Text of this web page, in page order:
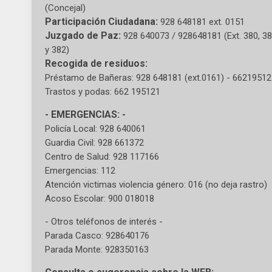
(Concejal)
Participación Ciudadana: 928 648181 ext. 0151
Juzgado de Paz: 928 640073 / 928648181 (Ext. 380,
y 382)
Recogida de residuos:
Préstamo de Bañeras: 928 648181 (ext.0161) -
Trastos y podas: 662 195121
- EMERGENCIAS: -
Policía Local: 928 640061
Guardia Civil: 928 661372
Centro de Salud: 928 117166
Emergencias: 112
Atención victimas violencia género: 016 (no deja rastro)
Acoso Escolar: 900 018018
- Otros teléfonos de interés -
Parada Casco: 928640176
Parada Monte: 928350163